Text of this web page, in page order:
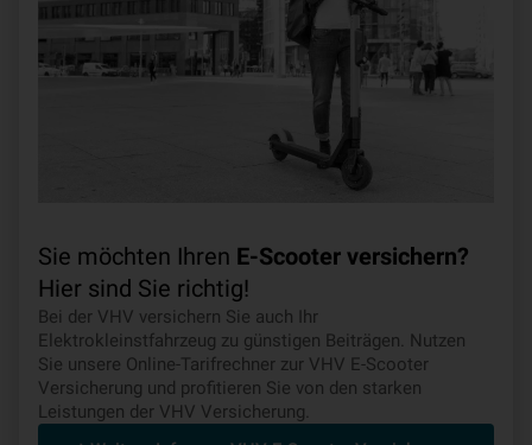
Sie möchten Ihren E-Scooter versichern?
Hier sind Sie richtig!
Bei der VHV versichern Sie auch Ihr
Elektrokleinstfahrzeug zu günstigen Beiträgen. Nutzen
Sie unsere Online-Tarifrechner zur VHV E-Scooter
Versicherung und profitieren Sie von den starken
Leistungen der VHV Versicherung.